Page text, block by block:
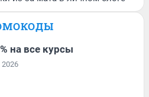
на все курсы
2026